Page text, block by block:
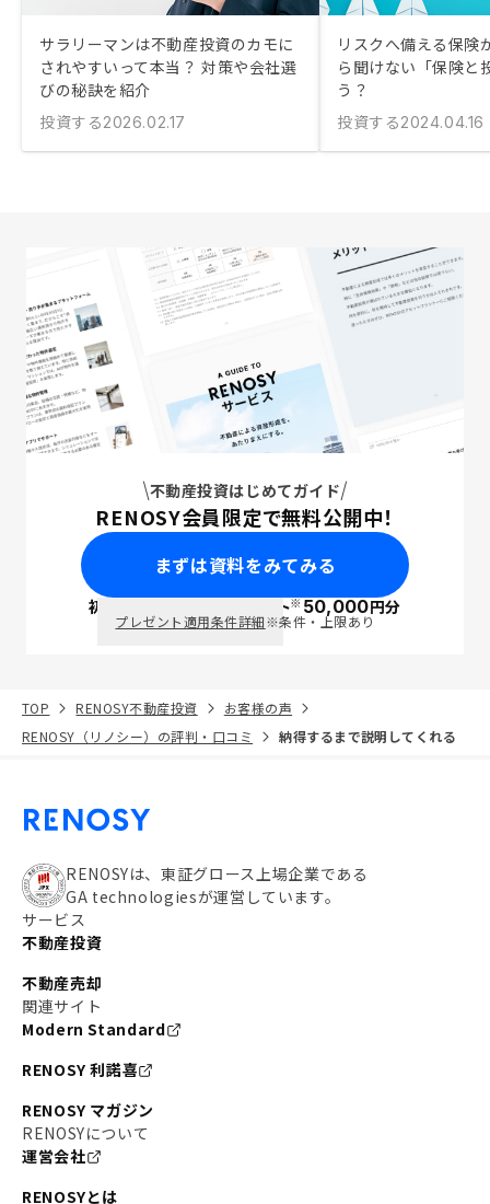
サラリーマンは不動産投資のカモに
されやすいって本当？ 対策や会社選
びの秘訣を紹介
投資する2026.02.17
リスクへ備える保険
ら聞けない「保険と
う？
投資する2024.04.16
不動産投資はじめてガイド
RENOSY会員限定で無料公開中！
まずは資料をみてみる
初回面談で ポイント※50,000円分
プレゼント適用条件詳細※条件・上限あり
TOP RENOSY不動産投資
お客様の声
RENOSY（リノシー）の評判・口コミ
納得するまで説明してくれる
RENOSYは、東証グロース上場企業である
GA technologiesが運営しています。
サービス
不動産投資
不動産売却
関連サイト
Modern Standard
RENOSY 利諾喜
RENOSY マガジン
RENOSYについて
運営会社
RENOSYとは